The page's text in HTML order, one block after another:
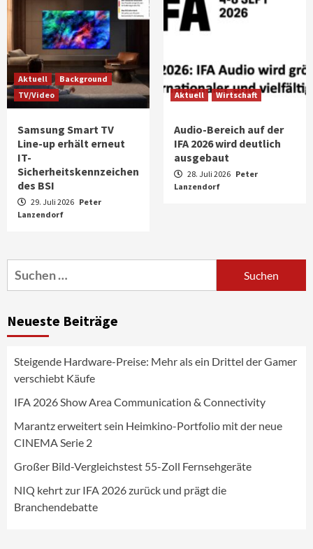
Aktuell
Background
TV/Video
Samsung Smart TV
Line-up erhält erneut
IT-
Sicherheitskennzeichen
des BSI
29. Juli 2026 Peter
Lanzendorf
Aktuell Wirtschaft
Audio-Bereich auf der
IFA 2026 wird deutlich
ausgebaut
28. Juli 2026 Peter
Lanzendorf
Suchen
nach:
Neueste Beiträge
Steigende Hardware-Preise: Mehr als ein Drittel der Gamer
verschiebt Käufe
IFA 2026 Show Area Communication & Connectivity
Marantz erweitert sein Heimkino-Portfolio mit der neue
CINEMA Serie 2
Großer Bild-Vergleichstest 55-Zoll Fernsehgeräte
NIQ kehrt zur IFA 2026 zurück und prägt die
Branchendebatte
4
News aus dem Internet
Fernsehgeräte
5
NIQ kehrt zur IFA 2026 zurück und prägt
die Branchendebatte
6
Aktuell
CHERRY baut Vertriebsteam in